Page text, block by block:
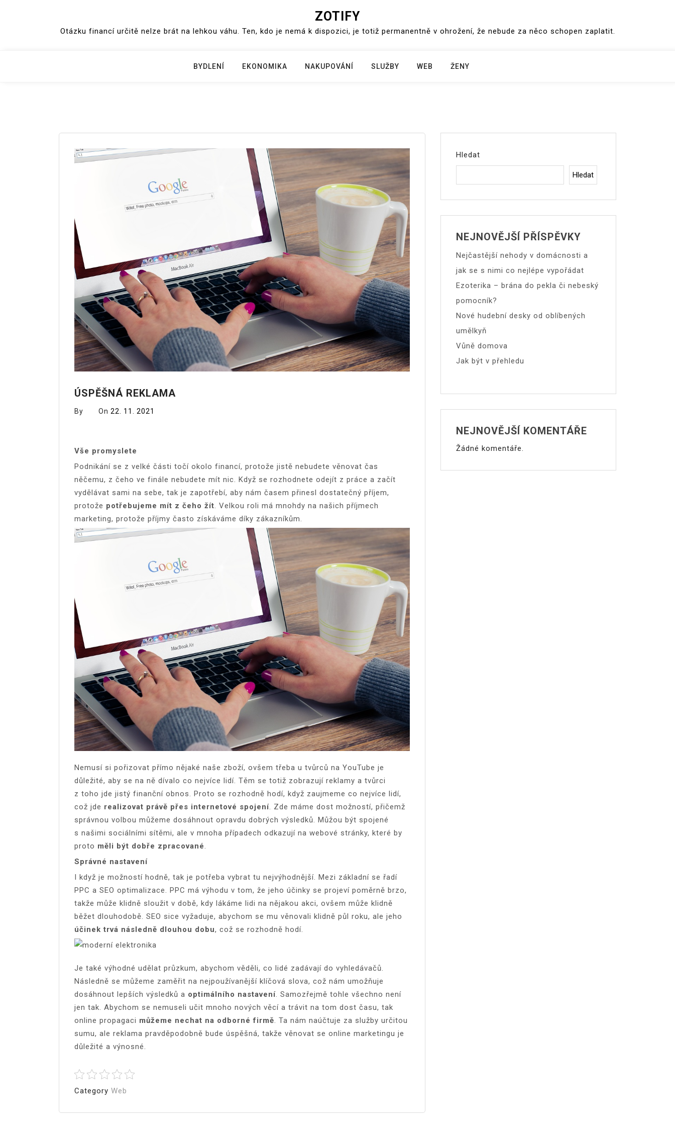
ZOTIFY
Otázku financí určitě nelze brát na lehkou váhu. Ten, kdo je nemá k dispozici, je totiž permanentně v ohrožení, že nebude za něco schopen zaplatit.
BYDLENÍ EKONOMIKA NAKUPOVÁNÍ SLUŽBY WEB ŽENY
ÚSPĚŠNÁ REKLAMA
By On 22. 11. 2021
Vše promyslete
Podnikání se z velké části točí okolo financí, protože jistě nebudete věnovat čas
něčemu, z čeho ve finále nebudete mít nic. Když se rozhodnete odejít z práce a začít
vydělávat sami na sebe, tak je zapotřebí, aby nám časem přinesl dostatečný příjem,
protože potřebujeme mít z čeho žít. Velkou roli má mnohdy na našich příjmech
marketing, protože příjmy často získáváme díky zákazníkům.
Nemusí si pořizovat přímo nějaké naše zboží, ovšem třeba u tvůrců na YouTube je
důležité, aby se na ně dívalo co nejvíce lidí. Těm se totiž zobrazují reklamy a tvůrci
z toho jde jistý finanční obnos. Proto se rozhodně hodí, když zaujmeme co nejvíce lidí,
což jde realizovat právě přes internetové spojení. Zde máme dost možností, přičemž
správnou volbou můžeme dosáhnout opravdu dobrých výsledků. Můžou být spojené
s našimi sociálními sítěmi, ale v mnoha případech odkazují na webové stránky, které by
proto měli být dobře zpracované.
Správné nastavení
I když je možností hodně, tak je potřeba vybrat tu nejvýhodnější. Mezi základní se řadí
PPC a SEO optimalizace. PPC má výhodu v tom, že jeho účinky se projeví poměrně brzo,
takže může klidně sloužit v době, kdy lákáme lidi na nějakou akci, ovšem může klidně
běžet dlouhodobě. SEO sice vyžaduje, abychom se mu věnovali klidně půl roku, ale jeho
účinek trvá následně dlouhou dobu, což se rozhodně hodí.
Je také výhodné udělat průzkum, abychom věděli, co lidé zadávají do vyhledávačů.
Následně se můžeme zaměřit na nejpoužívanější klíčová slova, což nám umožňuje
dosáhnout lepších výsledků a optimálního nastavení. Samozřejmě tohle všechno není
jen tak. Abychom se nemuseli učit mnoho nových věcí a trávit na tom dost času, tak
online propagaci můžeme nechat na odborné firmě. Ta nám naúčtuje za služby určitou
sumu, ale reklama pravděpodobně bude úspěšná, takže věnovat se online marketingu je
důležité a výnosné.
Category Web
Hledat
Hledat
NEJNOVĚJŠÍ PŘÍSPĚVKY
Nejčastější nehody v domácnosti a
jak se s nimi co nejlépe vypořádat
Ezoterika – brána do pekla či nebeský
pomocník?
Nové hudební desky od oblíbených
umělkyň
Vůně domova
Jak být v přehledu
NEJNOVĚJŠÍ KOMENTÁŘE
Žádné komentáře.